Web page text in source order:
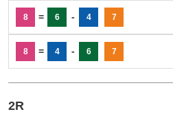
8 = 6 - 4 7
8 = 4 - 6 7
2R